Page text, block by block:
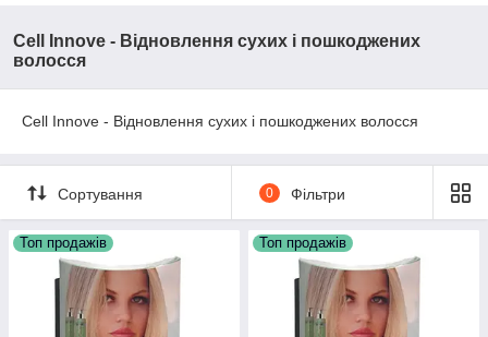
Cell Innove - Відновлення сухих і пошкоджених
волосся
Cell Innove - Відновлення сухих і пошкоджених волосся
Сортування 0 Фільтри
Топ продажів Топ продажів